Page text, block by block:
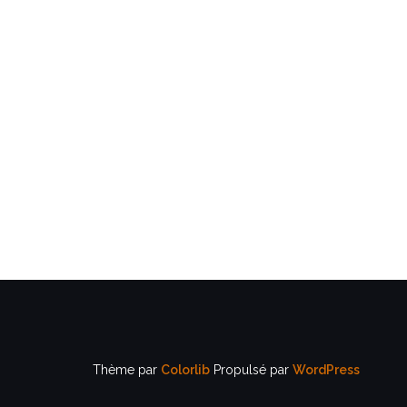
Thème par Colorlib Propulsé par WordPress